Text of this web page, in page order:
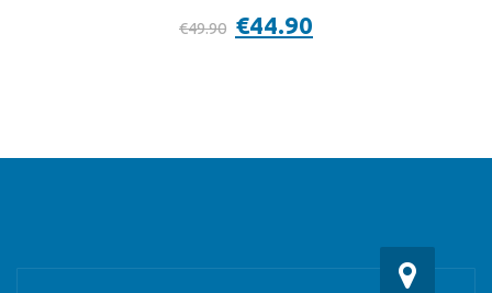
€49.90 Il
prezzo
€44.90prezzo